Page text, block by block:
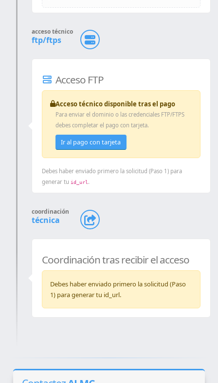
primero envía el formulario del paso anterior.
acceso técnico
Acceso FTP
Acceso técnico disponible tras el pago
Para enviar el dominio o las credenciales FTP/FTPS
debes completar el pago con tarjeta.
Ir al pago con tarjeta
Debes haber enviado primero la solicitud (Paso 1) para
coordinación
Coordinación tras recibir el acceso
Debes haber enviado primero la solicitud (Paso